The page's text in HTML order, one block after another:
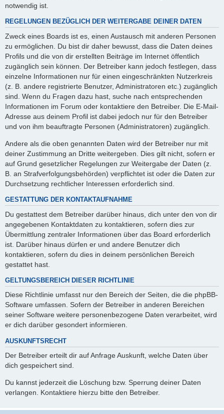
notwendig ist.
REGELUNGEN BEZÜGLICH DER WEITERGABE DEINER DATEN
Zweck eines Boards ist es, einen Austausch mit anderen Personen
zu ermöglichen. Du bist dir daher bewusst, dass die Daten deines
Profils und die von dir erstellten Beiträge im Internet öffentlich
zugänglich sein können. Der Betreiber kann jedoch festlegen, dass
einzelne Informationen nur für einen eingeschränkten Nutzerkreis
(z. B. andere registrierte Benutzer, Administratoren etc.) zugänglich
sind. Wenn du Fragen dazu hast, suche nach entsprechenden
Informationen im Forum oder kontaktiere den Betreiber. Die E-Mail-
Adresse aus deinem Profil ist dabei jedoch nur für den Betreiber
und von ihm beauftragte Personen (Administratoren) zugänglich.
Andere als die oben genannten Daten wird der Betreiber nur mit
deiner Zustimmung an Dritte weitergeben. Dies gilt nicht, sofern er
auf Grund gesetzlicher Regelungen zur Weitergabe der Daten (z.
B. an Strafverfolgungsbehörden) verpflichtet ist oder die Daten zur
Durchsetzung rechtlicher Interessen erforderlich sind.
GESTATTUNG DER KONTAKTAUFNAHME
Du gestattest dem Betreiber darüber hinaus, dich unter den von dir
angegebenen Kontaktdaten zu kontaktieren, sofern dies zur
Übermittlung zentraler Informationen über das Board erforderlich
ist. Darüber hinaus dürfen er und andere Benutzer dich
kontaktieren, sofern du dies in deinem persönlichen Bereich
gestattet hast.
GELTUNGSBEREICH DIESER RICHTLINIE
Diese Richtlinie umfasst nur den Bereich der Seiten, die die phpBB-
Software umfassen. Sofern der Betreiber in anderen Bereichen
seiner Software weitere personenbezogene Daten verarbeitet, wird
er dich darüber gesondert informieren.
AUSKUNFTSRECHT
Der Betreiber erteilt dir auf Anfrage Auskunft, welche Daten über
dich gespeichert sind.
Du kannst jederzeit die Löschung bzw. Sperrung deiner Daten
verlangen. Kontaktiere hierzu bitte den Betreiber.